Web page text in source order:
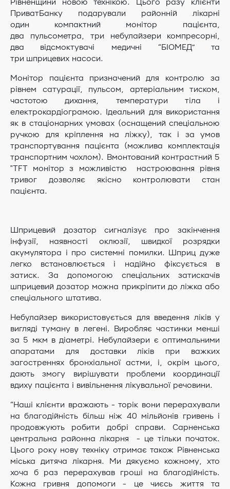
Рівненщини новою технікою. Цього разу клієнти
ПриватБанку подарували районній лікарні
один компактний монітор пацієнта,
два пульсометра, три небулайзери компресорні,
два відсмоктувачі медичні “БІОМЕД” та
три шприцевих насоси.
Монітор пацієнта призначений для контролю за
рівнем сатурації, пульсом, артеріальним тиском,
частотою дихання, температури тіла і
електрокардіограмою. Ідеальний для використання
як в стаціонарних умовах (оснащений спеціальною
ручкою для кріплення на ліжку), так і за умов
транспортування пацієнта (можлива комплектація
транспортним чохлом). Вмонтований контрастний 5
"TFT монітор з можливістю настроювання рівня
тривог дозволяє якісно контролювати стан
пацієнта.
Шприцевий дозатор сигналізує про закінчення
інфузії, наявності оклюзії, швидкої розрядки
акумулятора і про системні помилки. Шприц дуже
легко встановлюється і надійно фіксується в
затиск. За допомогою спеціальних затискачів
шприцевий дозатор можна прикріпити до ліжка або
спеціального штатива.
Небулайзер використовується для введення ліків у
вигляді туману в легені. Виробляє частинки менші
за 5 мкм в діаметрі. Небулайзери є оптимальними
апаратами для доставки ліків при важких
загостреннях бронхіальної астми, і, окрім цього,
дають змогу вирішувати проблеми координації
вдиху пацієнта і вивільнення лікувальної речовини.
“Наші клієнти вражають - торік вони перерахували
на благодійність більш ніж 40 мільйонів гривень і
продовжують робити добрі справи. Сарненська
центральна районна лікарня - це тільки початок.
Цього року нову техніку отримає також Рівненська
міська дитяча лікарня. Ми дякуємо кожному, хто
хоча б раз перерахував гроші на благодійність.
Кожна гривня допомоги - це чиєсь життя та